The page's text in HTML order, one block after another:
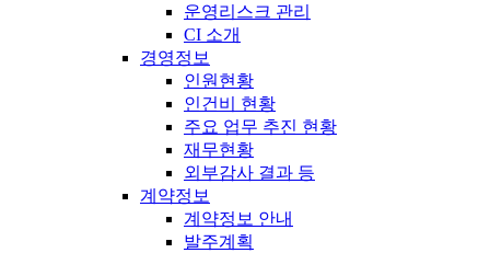
운영리스크 관리
CI 소개
경영정보
인원현황
인건비 현황
주요 업무 추진 현황
재무현황
외부감사 결과 등
계약정보
계약정보 안내
발주계획